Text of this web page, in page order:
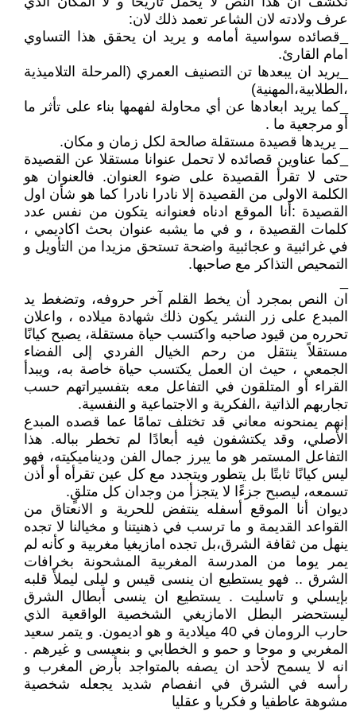
عرف ولادته لان الشاعر تعمد ذلك لان:
_قصائده سواسية أمامه و يريد ان يحقق هذا التساوي
امام القارئ.
_يريد ان يبعدها تن التصنيف العمري (المرحلة التلاميذية
،الطلابية،المهنية)
_كما يريد ابعادها عن أي محاولة لفهمها بناء على تأثر ما
أو مرجعية ما .
_ يريدها قصيدة مستقلة صالحة لكل زمان و مكان.
_كما عناوين قصائده لا تحمل عنوانا مستقلا عن القصيدة
حتى لا تقرأ القصيدة على ضوء العنوان. فالعنوان هو
الكلمة الاولى من القصيدة إلا نادرا نادرا كما هو شأن اول
القصيدة :أنا الموقع ادناه فعنوانه يتكون من نفس عدد
كلمات القصيدة ، و في ما يشبه عنوان بحث اكاديمي ،
في غرائبية و عجائبية واضحة تستحق مزيدا من التأويل و
التمحيص التذاكر مع صاحبها.
ان النص بمجرد أن يخط القلم آخر حروفه، وتضغط يد
المبدع على زر النشر يكون ذلك شهادة ميلاده ، واعلان
تحرره من قيود صاحبه واكتسب حياة مستقلة، يصبح كيانًا
مستقلاً ينتقل من رحم الخيال الفردي إلى الفضاء
الجمعي ، حيث ان العمل يكتسب حياة خاصة به، ويبدأ
القراء أو المتلقون في التفاعل معه بتفسيراتهم حسب
تجاربهم الذاتية ،الفكرية و الاجتماعية و النفسية.
إنهم يمنحونه معاني قد تختلف تمامًا عما قصده المبدع
الأصلي، وقد يكتشفون فيه أبعادًا لم تخطر بباله. هذا
التفاعل المستمر هو ما يبرز جمال الفن وديناميكيته، فهو
ليس كيانًا ثابتًا بل يتطور ويتجدد مع كل عين تقرأه أو أذن
تسمعه، ليصبح جزءًا لا يتجزأ من وجدان كل متلقٍ.
ديوان أنا الموقع أسفله ينتفض للحرية و الانعتاق من
القواعد القديمة و ما ترسب في ذهنيتنا و مخيالنا لا تجده
ينهل من ثقافة الشرق،بل تجده امازيغيا مغربية و كأنه لم
يمر يوما من المدرسة المغربية المشحونة بخرافات
الشرق .. فهو يستطيع ان ينسى قيس و ليلى ليملأ قلبه
بإيسلي و تاسليت . يستطيع ان ينسى أبطال الشرق
ليستحضر البطل الامازيغي الشخصية الواقعية الذي
حارب الرومان في 40 ميلادية و هو اديمون. و يتمر سعيد
المغربي و موحا و حمو و الخطابي و بنعيسى و غيرهم .
انه لا يسمح لأحد ان يصفه بالمتواجد بأرض المغرب و
رأسه في الشرق في انفصام شديد يجعله شخصية
مشوهة عاطفيا و فكريا و عقليا